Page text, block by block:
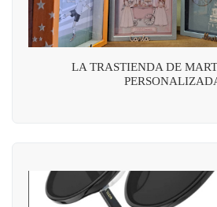
LA TRASTIENDA DE